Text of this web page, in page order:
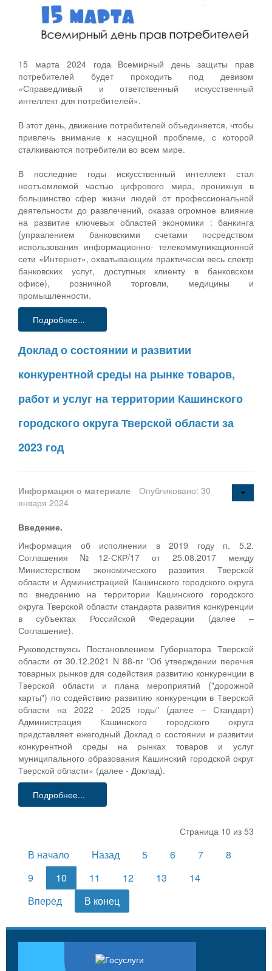
15 марта 2024 года Всемирный день защиты прав
потребителей будет проходить под девизом
«Справедливый и ответственный искусственный
интеллект для потребителей».
В этот день, движение потребителей объединяется, чтобы
привлечь внимание к насущной проблеме, с которой
сталкиваются потребители во всем мире.
В последние годы искусственный интеллект стал
неотъемлемой частью цифрового мира, проникнув в
большинство сфер жизни людей от профессиональной
деятельности до развлечений, оказав огромное влияние
на развитие ключевых областей экономики : банкинга
(управлением банковскими счетами посредством
использования информационно- телекоммуникационной
сети «Интернет», охватывающим практически весь спектр
банковских услуг, доступных клиенту в банковском
офисе), розничной торговли, медицины и
промышленности.
Подробнее...
Доклад о состоянии и развитии
конкурентной среды на рынке товаров,
работ и услуг на территории Кашинского
городского округа Тверской области за
2023 год
Информация о материале
Опубликовано: 30
января 2024
Введение.
Информация об исполнении в 2019 году п. 5.2.
Соглашения №12-СКР/17 от 25.08.2017 между
Министерством экономического развития Тверской
области и Администрацией Кашинского городского округа
по внедрению на территории Кашинского городского
округа Тверской области стандарта развития конкуренции
в субъектах Российской Федерации (далее –
Соглашение).
Руководствуясь Постановлением Губернатора Тверской
области от 30.12.2021 N 88-пг "Об утверждении перечня
товарных рынков для содействия развитию конкуренции в
Тверской области и плана мероприятий ("дорожной
карты") по содействию развитию конкуренции в Тверской
области на 2022 - 2025 годы" (далее – Стандарт)
Администрация Кашинского городского округа
представляет ежегодный Доклад о состоянии и развитии
конкурентной среды на рынках товаров и услуг
муниципального образования Кашинский городской округ
Тверской области» (далее - Доклад).
Подробнее...
Страница 10 из 53
В начало Назад 5 6 7
8
9
10 11 12 13
14
Вперед
В конец